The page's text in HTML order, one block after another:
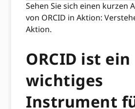
Sehen Sie sich einen kurzen
von ORCID in Aktion:
Aktion.
ORCID ist ein
wichtiges
Instrument